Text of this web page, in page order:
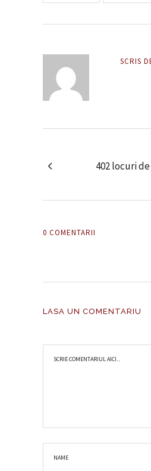
SCRIS
402 locuri
0 COMENTARII
LASA UN COMENTARIU